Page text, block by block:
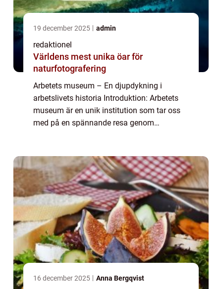
19 december 2025 admin
redaktionel
Världens mest unika öar för
naturfotografering
Arbetets museum – En djupdykning i
arbetslivets historia Introduktion: Arbetets
museum är en unik institution som tar oss
med på en spännande resa genom
arbetsplatskulturen och a...
16 december 2025 Anna Bergqvist